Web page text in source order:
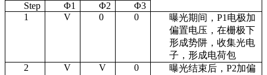
Step
Φ1 Φ2
Φ3
1
V 0 0 曝光期间， P1 电极加
偏置电压，在栅极下
形成势阱，收集光电
子，形成电荷包
2
V V 0 曝光结束后， P2加偏